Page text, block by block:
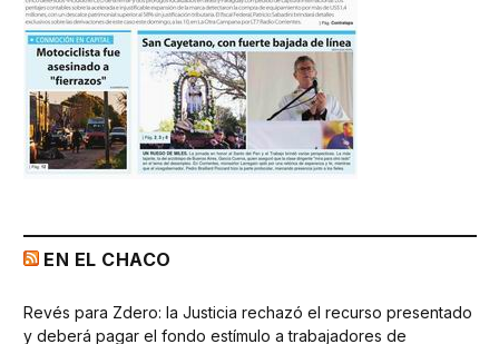
EN EL CHACO
Revés para Zdero: la Justicia rechazó el recurso presentado
y deberá pagar el fondo estímulo a trabajadores de